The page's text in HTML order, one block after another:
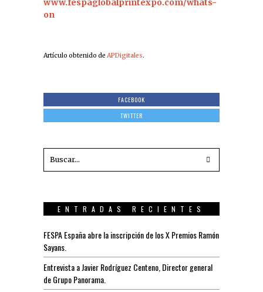
www.fespaglobalprintexpo.com/whats-
on
Artículo obtenido de APDigitales.
FACEBOOK
TWITTER
ENTRADAS RECIENTES
FESPA España abre la inscripción de los X Premios Ramón
Sayans.
Entrevista a Javier Rodríguez Centeno, Director general
de Grupo Panorama.